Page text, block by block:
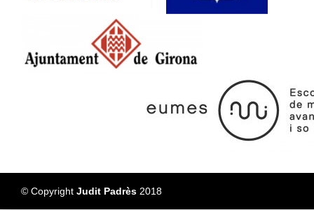
© Copyright Judit Padrès 2018